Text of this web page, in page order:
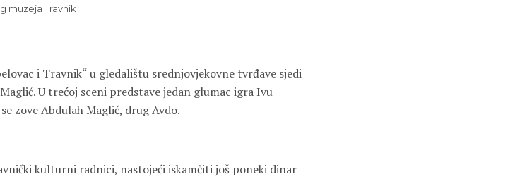
muzeja Travnik
i Travnik“ u gledalištu srednjovjekovne tvrđave sjedi
U trećoj sceni predstave jedan glumac igra Ivu
zove Abdulah Maglić, drug Avdo.
kulturni radnici, nastojeći iskamčiti još poneki dinar